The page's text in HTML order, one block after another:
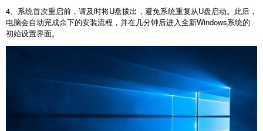
4、系统首次重启前，请及时将U盘拔出，避免系统重复从U盘启动。此后，
电脑会自动完成余下的安装流程，并在几分钟后进入全新Windows系统的
初始设置界面。